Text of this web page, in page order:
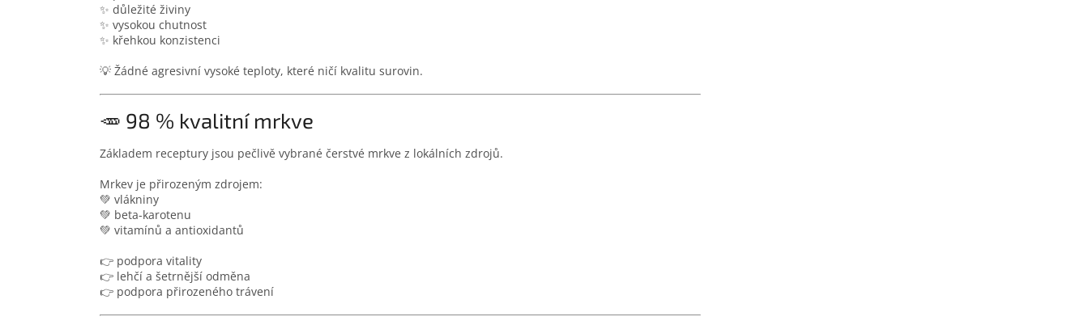
✨ důležité živiny
✨ vysokou chutnost
✨ křehkou konzistenci
💡 Žádné agresivní vysoké teploty, které ničí kvalitu surovin.
🥕 98 % kvalitní mrkve
Základem receptury jsou pečlivě vybrané čerstvé mrkve z lokálních zdrojů.
Mrkev je přirozeným zdrojem:
💚 vlákniny
💚 beta-karotenu
💚 vitamínů a antioxidantů
👉 podpora vitality
👉 lehčí a šetrnější odměna
👉 podpora přirozeného trávení